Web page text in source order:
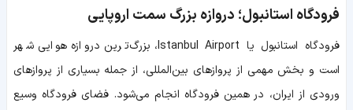
فرودگاه استانبول؛ دروازه بزرگ سمت اروپایی
فرودگاه استانبول یا Istanbul Airport، بزرگ‌ترین دروازه هوایی شهر
است و بخش مهمی از پروازهای بین‌المللی، از جمله بسیاری از پروازهای
ورودی از ایران، در همین فرودگاه انجام می‌شود. فضای فرودگاه وسیع